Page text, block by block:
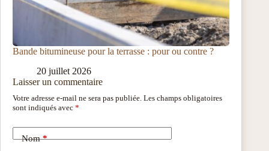
Bande bitumineuse pour la terrasse : pour ou contre ?
20 juillet 2026
Laisser un commentaire
Votre adresse e-mail ne sera pas publiée. Les champs obligatoires
sont indiqués avec *
Nom*